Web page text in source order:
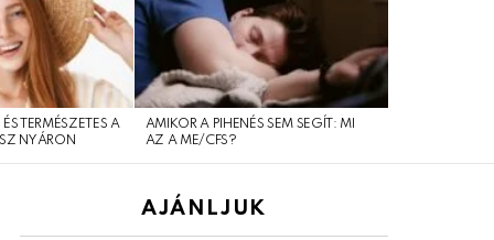
TERMÉSZETES A
NYÁRON
AMIKOR A PIHENÉS SEM SEGÍT: MI
AZ A ME/CFS?
AJÁNLJUK